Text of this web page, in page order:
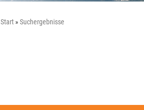
Start Suchergebnisse